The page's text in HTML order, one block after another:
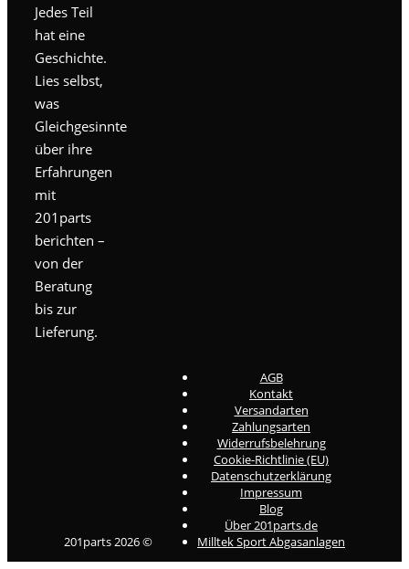
Jedes Teil
hat eine
Geschichte.
Lies selbst,
was
Gleichgesinnte
über ihre
Erfahrungen
mit
201parts
berichten –
von der
Beratung
bis zur
Lieferung.
201parts 2026 ©
AGB
Kontakt
Versandarten
Zahlungsarten
Widerrufsbelehrung
Cookie-Richtlinie (EU)
Datenschutzerklärung
Impressum
Blog
Über 201parts.de
Milltek Sport Abgasanlagen